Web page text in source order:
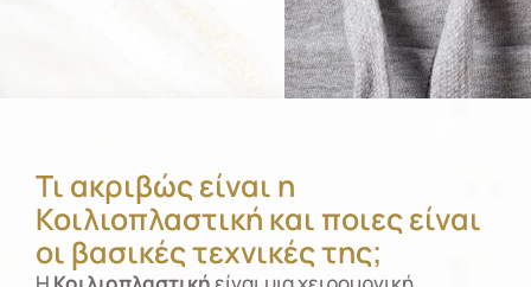
Τι ακριβώς είναι η
Κοιλιοπλαστική και ποιες είναι
οι βασικές τεχνικές της;